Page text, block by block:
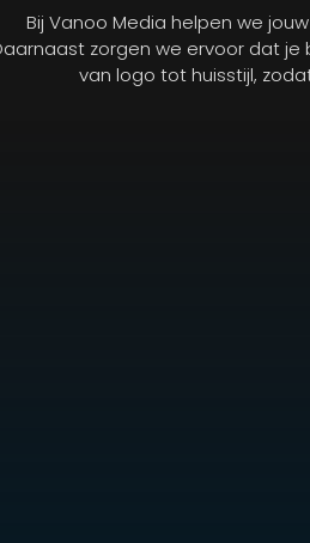
Bij Vanoo Media helpen we
zorgen we ervoor dat
van logo tot huisstijl,